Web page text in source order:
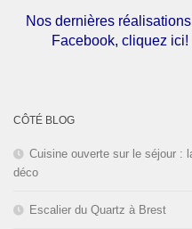
Nos dernières
Facebook, cliquez ici!
congés d'été du
CÔTÉ BLOG
Cuisine ouverte sur le séjour :
déco
Escalier du Quartz à Brest